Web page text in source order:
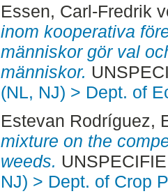
Essen, Carl-Fredrik
inom kooperativa
människor gör val
människor.
(NL, NJ) > Dept. of
Estevan Rodríguez,
mixture on the
weeds.
NJ) > Dept. of Crop